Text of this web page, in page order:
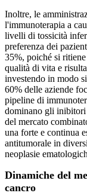
Inoltre, le
l'immunoterapia a
livelli di tossicità
preferenza dei
35%, poiché si
qualità di vita e
investendo in modo
60% delle aziende
pipeline di
dominano gli inibitori
del mercato
una forte e continua
antitumorale in
neoplasie
Dinamiche del
cancro